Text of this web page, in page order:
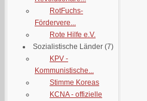
RotFuchs-
Fördervere...
Rote Hilfe e.V.
Sozialistische Länder (7)
KPV -
Kommunistische...
Stimme Koreas
KCNA - offizielle